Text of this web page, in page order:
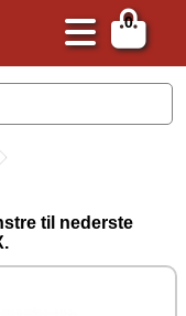
0
til nederste